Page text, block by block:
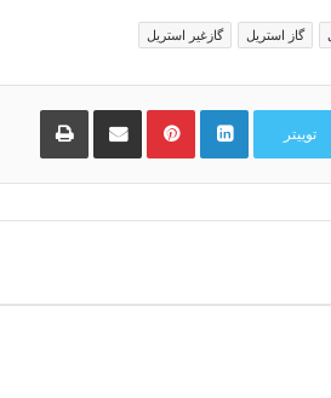
گاز استریل گازغیر استریل
توییتر